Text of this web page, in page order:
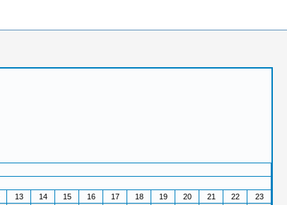
13 14 15 16 17 18 19 20 21 22
23